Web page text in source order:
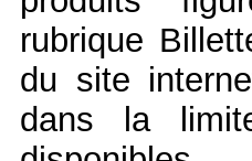
rubrique
du site
dans la